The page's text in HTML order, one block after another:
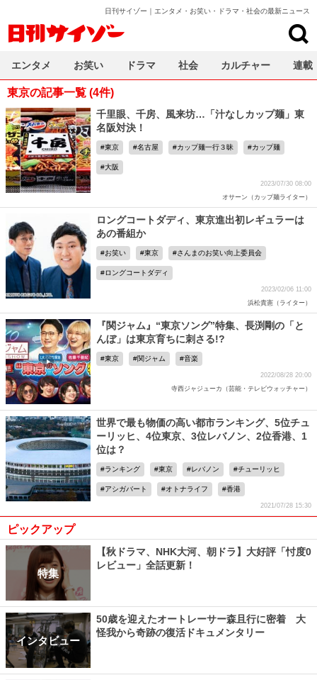
日刊サイゾー｜エンタメ・お笑い・ドラマ・社会の最新ニュース
東京の記事一覧 (4件)
千里眼、千房、風来坊…「汁なしカップ麺」東
名阪対決！
東京 名古屋 カップ麺一行３昧 カップ麺
大阪
2023/07/30 08:00
オサーン（カップ麺ライター）
ロングコートダディ、東京進出初レギュラーは
あの番組か
お笑い 東京 さんまのお笑い向上委員会
ロングコートダディ
2023/02/06 11:00
浜松貴憲（ライター）
『関ジャム』“東京ソング”特集、長渕剛の「と
んぼ」は東京育ちに刺さる!?
東京 関ジャム 音楽
2022/08/28 20:00
寺西ジャジューカ（芸能・テレビウォッチャー）
世界で最も物価の高い都市ランキング、5位チュ
ーリッヒ、4位東京、3位レバノン、2位香港、1
位は？
ランキング 東京 レバノン チューリッヒ
アシガバート オトナライフ 香港
2021/07/28 15:30
ピックアップ
特集
【秋ドラマ、NHK大河、朝ドラ】大好評「忖度0
レビュー」全話更新！
インタビュー
50歳を迎えたオートレーサー森且行に密着 大
怪我から奇跡の復活ドキュメンタリー
エンタメ お笑い ドラマ 社会 カルチャー 連載